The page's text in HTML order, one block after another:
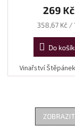
269 Kč
Měrná
358,67 Kč /
Do
Vinařství